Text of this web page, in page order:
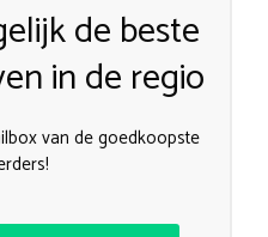
de beste
in de regio
van de goedkoopste